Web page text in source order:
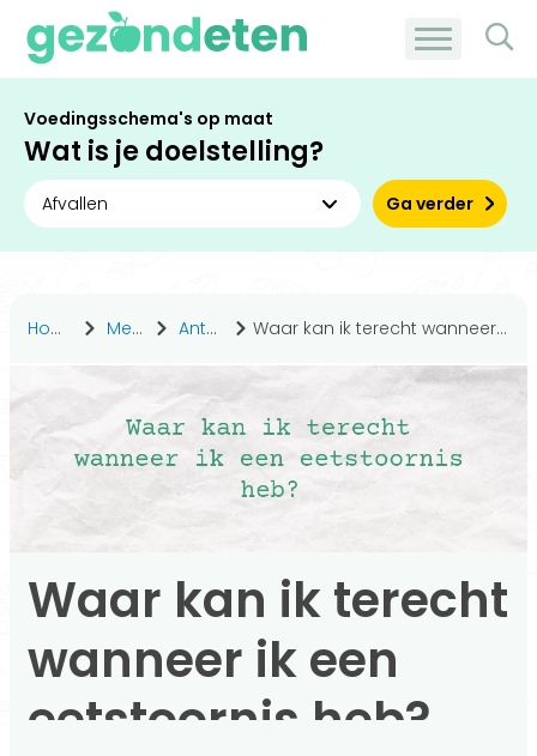
Voedingsschema's op maat
Wat is je doelstelling?
Ga verder
Home Medisch Antwoorden Waar kan ik terecht wanneer ik een eetstoornis heb?
Waar kan ik terecht
wanneer ik een
eetstoornis heb?